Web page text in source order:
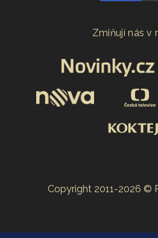
Zmiňují nás v
Copyright 2011-2026 ©